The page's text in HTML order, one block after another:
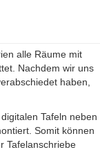
alle Räume mit
Nachdem wir uns
haben,
Tafeln neben
Somit können
Tafelanschriebe